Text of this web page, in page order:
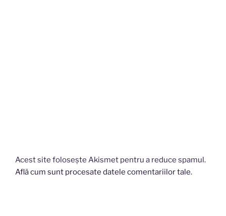
Acest site folosește Akismet pentru a reduce spamul.
Află cum sunt procesate datele comentariilor tale.